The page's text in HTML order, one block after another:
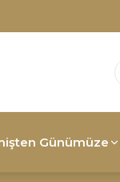
Günümüze